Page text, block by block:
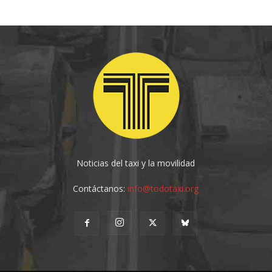
Noticias del taxi y la movilidad
Contáctanos:info@todotaxi.org